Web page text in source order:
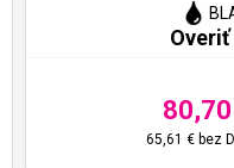
65,61 € bez